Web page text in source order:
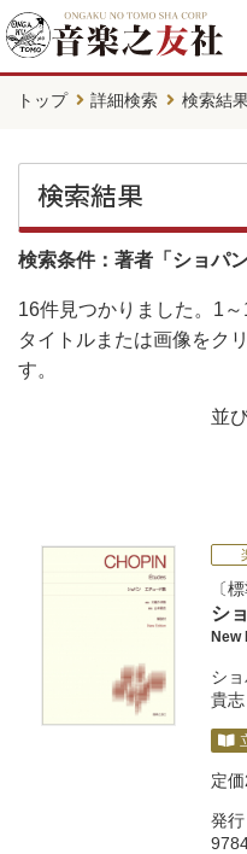
トップ 詳細検索 検索結
検索結果
検索条件：著者「ショパ
16件見つかりました。 1
タイトルまたは画像をク
す。
並
シ
New
シ
貴志
定価
発